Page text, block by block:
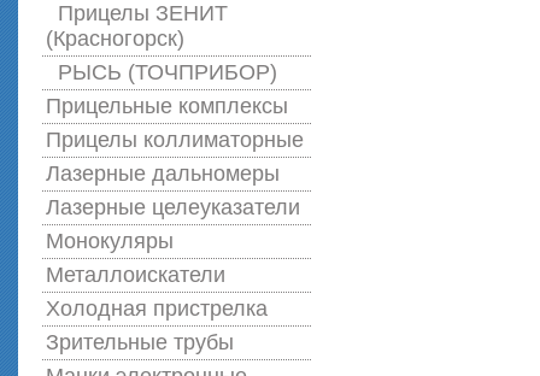
Прицелы ЗЕНИТ
(Красногорск)
РЫСЬ (ТОЧПРИБОР)
Прицельные комплексы
Прицелы коллиматорные
Лазерные дальномеры
Лазерные целеуказатели
Монокуляры
Металлоискатели
Холодная пристрелка
Зрительные трубы